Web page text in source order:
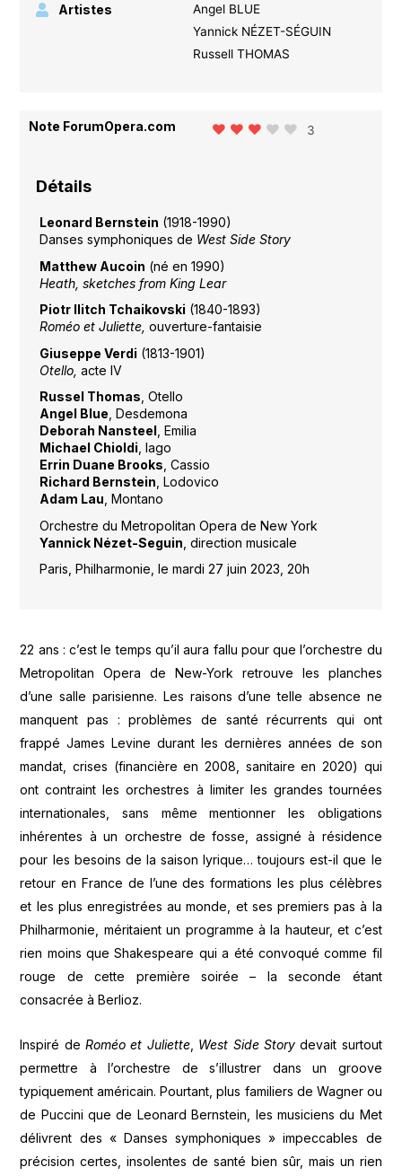
Artistes
Angel BLUE
Yannick NÉZET-SÉGUIN
Russell THOMAS
Note ForumOpera.com 3
Détails
Leonard Bernstein (1918-1990)
Danses symphoniques de West Side Story
Matthew Aucoin (né en 1990)
Heath, sketches from King Lear
Piotr Ilitch Tchaikovski (1840-1893)
Roméo et Juliette, ouverture-fantaisie
Giuseppe Verdi (1813-1901)
Otello, acte IV
Russel Thomas , Otello
Angel Blue , Desdemona
Deborah Nansteel , Emilia
Michael Chioldi , Iago
Errin Duane Brooks , Cassio
Richard Bernstein , Lodovico
Adam Lau , Montano
Orchestre du Metropolitan Opera de New York
Yannick Nézet-Seguin , direction musicale
Paris, Philharmonie, le mardi 27 juin 2023, 20h
22 ans : c’est le temps qu’il aura fallu pour que l’orchestre du
Metropolitan Opera de New-York retrouve les planches
d’une salle parisienne. Les raisons d’une telle absence ne
manquent pas : problèmes de santé récurrents qui ont
frappé James Levine durant les dernières années de son
mandat, crises (financière en 2008, sanitaire en 2020) qui
ont contraint les orchestres à limiter les grandes tournées
internationales, sans même mentionner les obligations
inhérentes à un orchestre de fosse, assigné à résidence
pour les besoins de la saison lyrique… toujours est-il que le
retour en France de l’une des formations les plus célèbres
et les plus enregistrées au monde, et ses premiers pas à la
Philharmonie, méritaient un programme à la hauteur, et c’est
rien moins que Shakespeare qui a été convoqué comme fil
rouge de cette première soirée – la seconde étant
consacrée à Berlioz.
Inspiré deRoméo et Juliette, West Side Storydevait surtout
permettre à l’orchestre de s’illustrer dans un groove
typiquement américain. Pourtant, plus familiers de Wagner ou
de Puccini que de Leonard Bernstein, les musiciens du Met
délivrent des « Danses symphoniques » impeccables de
précision certes, insolentes de santé bien sûr, mais un rien